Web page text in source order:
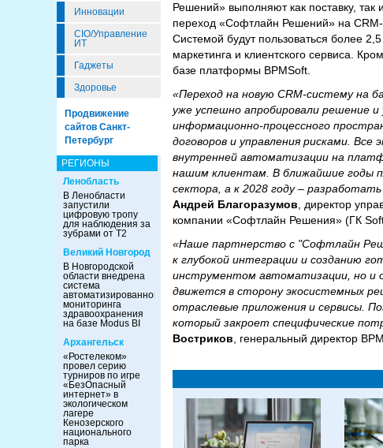
Инновации
CIO/Управление
ИТ
Гаджеты
Здоровье
Продвижение
сайтов Санкт-
Петербург
РЕГИОНЫ
Ленобласть
В Ленобласти
запустили
цифровую тропу
для наблюдения за
зубрами от Т2
Великий Новгород
В Новгородской
области внедрена
система
автоматизированного
мониторинга
здравоохранения
на базе Modus BI
Архангельск
«Ростелеком»
провел серию
турниров по игре
«БезОпасный
интернет» в
экологическом
лагере
Кенозерского
национального
парка
Решений» выполняют как поставку,
переход «Софтлайн Решений» на CRM-
Системой будут пользоваться более
маркетинга и клиентского сервиса.
базе платформы BPMSoft.
«Переход на новую CRM-систему на
уже успешно апробировали решение и
информационно-процессного
договоров и управления рисками.
внутренней автоматизации на
нашим клиентам. В ближайшие годы
сектора, а к 2028 году –
Андрей Благоразумов , директор
компании «Софтлайн Решения» (ГК
«Наше партнерство с "Софтлайн
к глубокой интеграции и созданию
инструментом автоматизации, но и
движется в сторону экосистемных
отраслевые приложения и сервисы.
который закроет специфические
Востриков , генеральный директор